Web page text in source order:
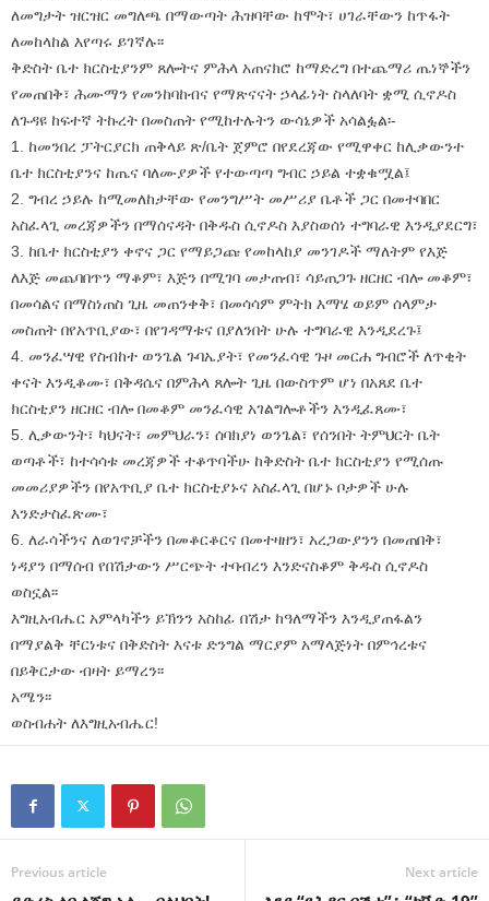
ለመግታት ዝርዝር መግለጫ በማውጣት ሕዝባቸው ከሞት፣ ሀገራቸውን ከጥፋት
ለመከላከል እየጣሩ ይገኛሉ፡፡
ቅድስት ቤተ ክርስቲያንም ጸሎትና ምሕላ አጠናክሮ ከማድረግ በተጨማሪ ጤነኞችን
የመጠበቅ፣ ሕሙማን የመንከባከብና የማጽናናት ኃላፊነት ስላለባት ቋሚ ሲኖዶስ
ለጉዳዩ ከፍተኛ ትኩረት በመስጠት የሚከተሉትን ውሳኔዎች አሳልፏል፡-
1. ከመንበረ ፓትርያርክ ጠቅላይ ጽ/ቤት ጀምሮ በየደረጃው የሚዋቀር ከሊቃውንተ
ቤተ ክርስቲያንና ከጤና ባለሙያዎች የተውጣጣ ግብር ኃይል ተቋቁሟል፤
2. ግብረ ኃይሉ ከሚመለከታቸው የመንግሥት መሥሪያ ቤቶች ጋር በመተባበር
አስፈላጊ መረጃዎችን በማሰናዳት በቅዱስ ሲኖዶስ እያስወሰነ ተግባራዊ እንዲያደርግ፣
3. ከቤተ ክርስቲያን ቀኖና ጋር የማይጋጩ የመከላከያ መንገዶች ማለትም የእጅ
ለእጅ መጨባበጥን ማቆም፣ እጅን በሚገባ መታጠብ፣ ሳይጠጋጉ ዘርዘር ብሎ መቆም፣
በመሳልና በማስነጠስ ጊዜ መጠንቀቅ፣ በመሳሳም ምትክ እማሄ ወይም ሰላምታ
መስጠት በየአጥቢያው፣ በየገዳማቱና በያለንበት ሁሉ ተግባራዊ እንዲደረጉ፤
4. መንፈሣዊ የስብከተ ወንጌል ጉባኤያት፣ የመንፈሳዊ ጉዞ መርሐ ግብሮች ለጥቂት
ቀናት እንዲቆሙ፣ በቅዳሴና በምሕላ ጸሎት ጊዜ በውስጥም ሆነ በአጸደ ቤተ
ክርስቲያን ዘርዘር ብሎ በመቆም መንፈሳዊ አገልግሎቶችን እንዲፈጸሙ፣
5. ሊቃውንት፣ ካህናት፣ መምህራን፣ ሰባክያነ ወንጌል፣ የሰንበት ትምህርት ቤት
ወጣቶች፣ ከተሳሳቱ መረጃዎች ተቆጥባችሁ ከቅድስት ቤተ ክርስቲያን የሚሰጡ
መመሪያዎችን በየአጥቢያ ቤተ ክርስቲያኑና አስፈላጊ በሆኑ ቦታዎች ሁሉ
እንድታስፈጽሙ፣
6. ለራሳችንና ለወገኖቻችን በመቆርቆርና በመተዛዘን፣ አረጋውያንን በመጠበቅ፣
ነዳያን በማሰብ የበሽታውን ሥርጭት ተባብረን እንድናስቆም ቅዱስ ሲኖዶስ
ወስኗል፡፡
እግዚአብሔር አምላካችን ይኽንን አስከፊ በሽታ ከዓለማችን እንዲያጠፋልን
በማያልቅ ቸርነቱና በቅድስት እናቱ ድንግል ማርያም አማላጅነት በምኅረቱና
በይቅርታው ብዛት ይማረን፡፡
አሜን፡፡
ወስብሐት ለእግዚአብሔር!
Previous article Next article